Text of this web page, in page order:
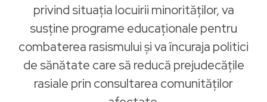
privind situația locuirii minorităților, va
susține programe educaționale pentru
combaterea rasismului și va încuraja politici
de sănătate care să reducă prejudecățile
rasiale prin consultarea comunităților